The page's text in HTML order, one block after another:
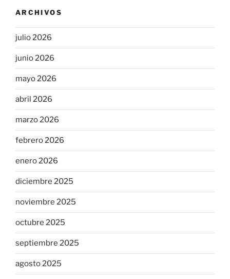
ARCHIVOS
julio 2026
junio 2026
mayo 2026
abril 2026
marzo 2026
febrero 2026
enero 2026
diciembre 2025
noviembre 2025
octubre 2025
septiembre 2025
agosto 2025